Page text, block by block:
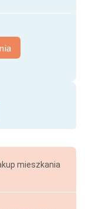
mieszkania